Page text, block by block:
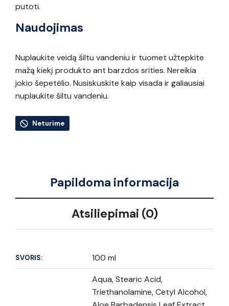
putoti.
Naudojimas
Nuplaukite veidą šiltu vandeniu ir tuomet užtepkite
mažą kiekį produkto ant barzdos srities. Nereikia
jokio šepetėlio. Nusiskuskite kaip visada ir galiausiai
nuplaukite šiltu vandeniu.
Neturime
Papildoma informacija
Atsiliepimai (0)
SVORIS:
100 ml
Aqua, Stearic Acid,
Triethanolamine, Cetyl Alcohol,